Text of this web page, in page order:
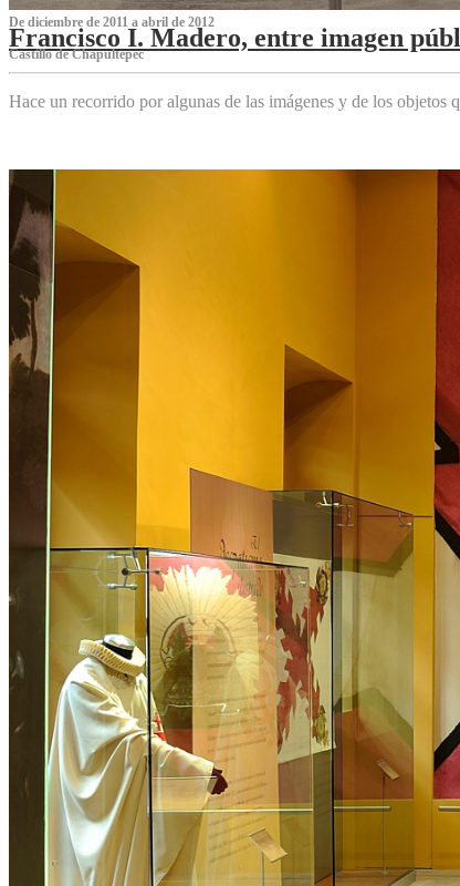
De diciembre de 2011 a abril de 2012
Francisco I. Madero, entre imagen
Castillo de Chapultepec
Hace un recorrido por algunas de las imágenes y de los